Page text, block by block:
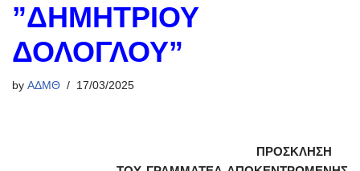
”ΔΗΜΗΤΡΙΟΥ
ΔΟΛΟΓΛΟΥ”
by ΑΔΜΘ 17/03/2025
ΠΡΟΣΚΛΗΣΗ